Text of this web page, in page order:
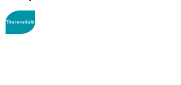
Tikai e-veikalā